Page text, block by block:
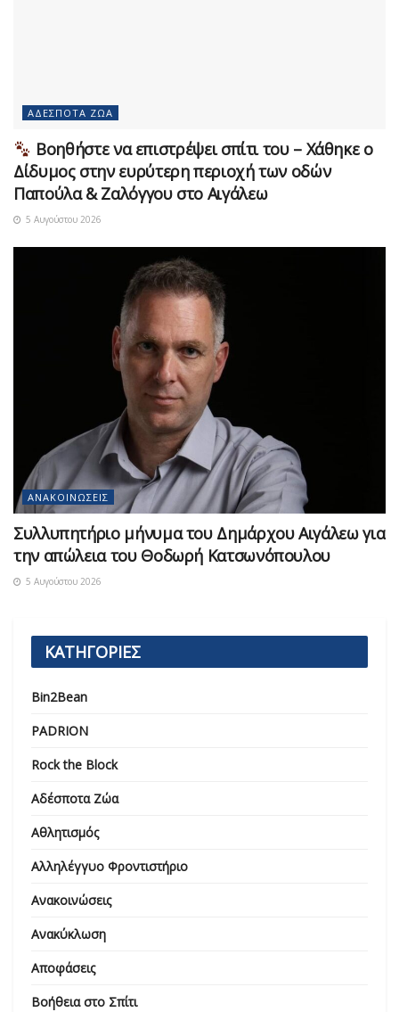
ΑΔΈΣΠΟΤΑ ΖΏΑ
Βοηθήστε να επιστρέψει σπίτι του – Χάθηκε ο
Δίδυμος στην ευρύτερη περιοχή των οδών
Παπούλα & Ζαλόγγου στο Αιγάλεω
5 Αυγούστου 2026
ΑΝΑΚΟΙΝΏΣΕΙΣ
Συλλυπητήριο μήνυμα του Δημάρχου Αιγάλεω για
την απώλεια του Θοδωρή Κατσωνόπουλου
5 Αυγούστου 2026
ΚΑΤΗΓΟΡΙΕΣ
Bin2Bean
PADRION
Rock the Block
Αδέσποτα Ζώα
Αθλητισμός
Αλληλέγγυο Φροντιστήριο
Ανακοινώσεις
Ανακύκλωση
Αποφάσεις
Βοήθεια στο Σπίτι